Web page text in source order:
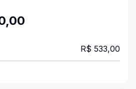
R$ 533,00